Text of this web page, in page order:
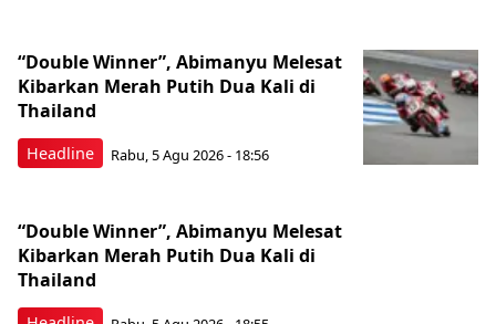
Headline
“Double Winner”, Abimanyu Melesat
Kibarkan Merah Putih Dua Kali di
Thailand
Rabu, 5 Agu 2026 - 18:56
“Double Winner”, Abimanyu Melesat
Kibarkan Merah Putih Dua Kali di
Thailand